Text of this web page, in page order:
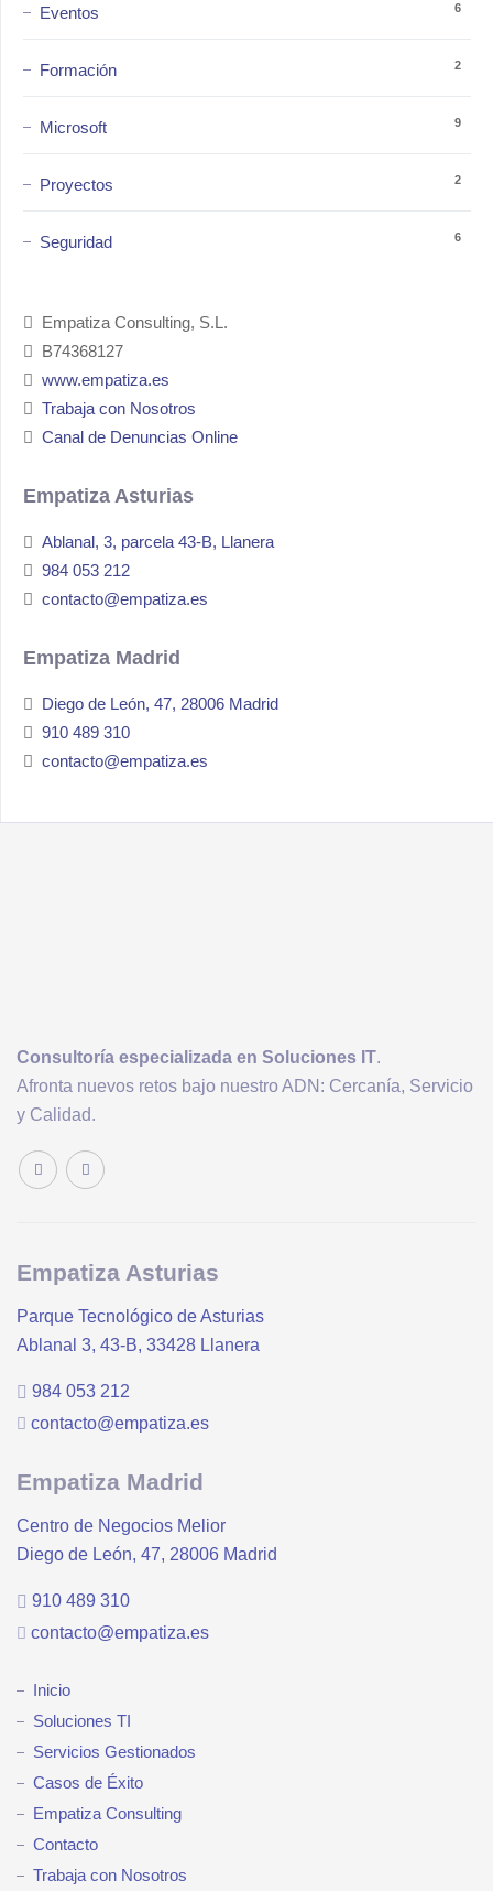
Eventos 6
Formación 2
Microsoft 9
Proyectos 2
Seguridad 6
Empatiza Consulting, S.L.
B74368127
www.empatiza.es
Trabaja con Nosotros
Canal de Denuncias Online
Empatiza Asturias
Ablanal, 3, parcela 43-B, Llanera
984 053 212
contacto@empatiza.es
Empatiza Madrid
Diego de León, 47, 28006 Madrid
910 489 310
contacto@empatiza.es
Consultoría especializada en Soluciones IT.
Afronta nuevos retos bajo nuestro ADN: Cercanía, Servicio
y Calidad.
Empatiza Asturias
Parque Tecnológico de Asturias
Ablanal 3, 43-B, 33428 Llanera
984 053 212
contacto@empatiza.es
Empatiza Madrid
Centro de Negocios Melior
Diego de León, 47, 28006 Madrid
910 489 310
contacto@empatiza.es
Inicio
Soluciones TI
Servicios Gestionados
Casos de Éxito
Empatiza Consulting
Contacto
Trabaja con Nosotros